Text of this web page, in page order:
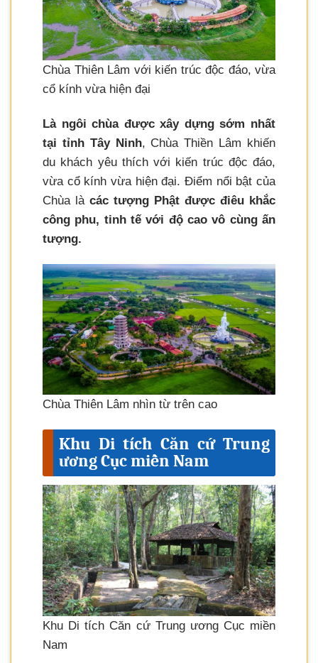
Chùa Thiên Lâm với kiến trúc độc đáo, vừa
cổ kính vừa hiện đại
Là ngôi chùa được xây dựng sớm nhất
tại tỉnh Tây Ninh, Chùa Thiền Lâm khiến
du khách yêu thích với kiến trúc độc đáo,
vừa cổ kính vừa hiện đại. Điểm nổi bật của
Chùa là các tượng Phật được điêu khắc
công phu, tinh tế với độ cao vô cùng ấn
tượng.
Chùa Thiên Lâm nhìn từ trên cao
Khu Di tích Căn cứ Trung
ương Cục miền Nam
Khu Di tích Căn cứ Trung ương Cục miền
Nam